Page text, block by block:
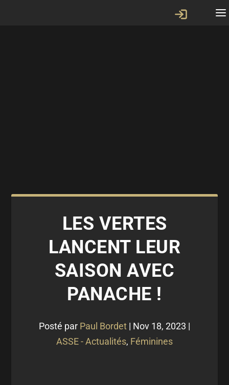
LES VERTES
LANCENT LEUR
SAISON AVEC
PANACHE !
Posté par Paul Bordet | Nov 18, 2023 |
ASSE - Actualités, Féminines